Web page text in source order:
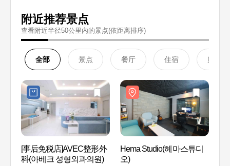
附近推荐景点
查看附近半径50公里內的景点(依距离排序)
全部 景点 餐厅 住宿 购物
[事后免税店]AVEC整形外
科(아베크 성형외과의원)
Hema Studio(헤마스튜디
오)